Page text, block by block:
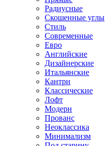
Радиусные
Скошенные углы
Стиль
Современные
Евро
Английские
Дизайнерские
Итальянские
Кантри
Классические
Лофт
Модерн
Прованс
Неоклассика
Минимализм